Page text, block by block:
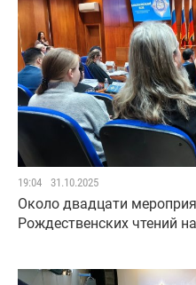
19:04 31.10.2025
Около двадцати
Рождественских чтений